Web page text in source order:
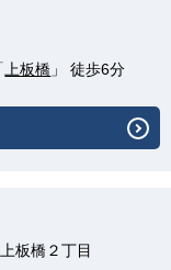
上板橋 」 徒歩6分
板橋２丁目